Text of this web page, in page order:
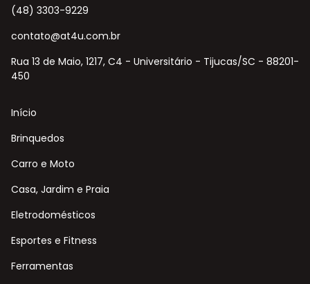
(48) 3303-9229
contato@at4u.com.br
Rua 13 de Maio, 1217, C4 - Universitário - Tijucas/SC - 88201-
450
Início
Brinquedos
Carro e Moto
Casa, Jardim e Praia
Eletrodomésticos
Esportes e Fitness
Ferramentas